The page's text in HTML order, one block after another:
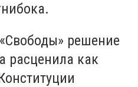
решение
расценила как